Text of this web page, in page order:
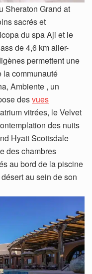
Sheraton Grand at
sacrés et
du spa Aji et le
de 4,6 km aller-
permettent une
la communauté
Ambiente , un
desvues
vitrées, le Velvet
des nuits
Hyatt Scottsdale
des chambres
au bord de la piscine
au sein de son